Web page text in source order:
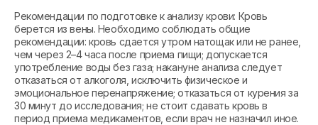
Рекомендации по подготовке к анализу крови: Кровь
берется из вены. Необходимо соблюдать общие
рекомендации: кровь сдается утром натощак или не ранее,
чем через 2–4 часа после приема пищи; допускается
употребление воды без газа; накануне анализа следует
отказаться от алкоголя, исключить физическое и
эмоциональное перенапряжение; отказаться от курения за
30 минут до исследования; не стоит сдавать кровь в
период приема медикаментов, если врач не назначил иное.